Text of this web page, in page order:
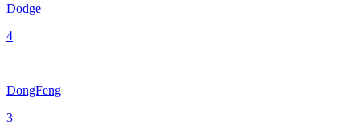
Dodge
4
DongFeng
3